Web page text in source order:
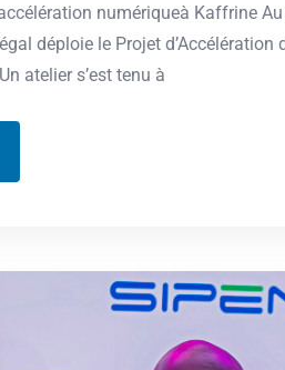
numériqueà Kaffrine
déploie le Projet d’Accélération
atelier s’est tenu à